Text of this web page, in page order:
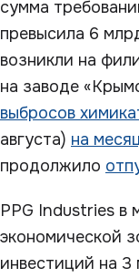
сумма
превысила 6
возникли на
на заводе
выбросов
августа) на
продолжило
PPG Industries в
экономической
инвестиций на